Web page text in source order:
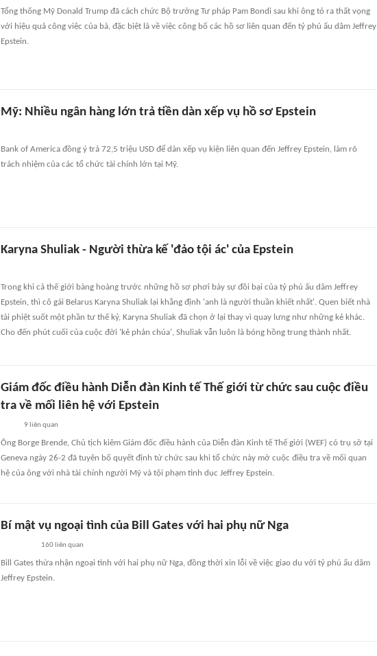
Tổng thống Mỹ Donald Trump đã cách chức Bộ trưởng Tư pháp Pam Bondi sau khi ông tỏ ra thất vọng
với hiệu quả công việc của bà, đặc biệt là về việc công bố các hồ sơ liên quan đến tỷ phú ấu dâm Jeffrey
Epstein.
Mỹ: Nhiều ngân hàng lớn trả tiền dàn xếp vụ hồ sơ Epstein
Bank of America đồng ý trả 72,5 triệu USD để dàn xếp vụ kiện liên quan đến Jeffrey Epstein, làm rõ
trách nhiệm của các tổ chức tài chính lớn tại Mỹ.
Karyna Shuliak - Người thừa kế 'đảo tội ác' của Epstein
Trong khi cả thế giới bàng hoàng trước những hồ sơ phơi bày sự đồi bại của tỷ phú ấu dâm Jeffrey
Epstein, thì cô gái Belarus Karyna Shuliak lại khẳng định 'anh là người thuần khiết nhất'. Quen biết nhà
tài phiệt suốt một phần tư thế kỷ, Karyna Shuliak đã chọn ở lại thay vì quay lưng như những kẻ khác.
Cho đến phút cuối của cuộc đời 'kẻ phản chúa', Shuliak vẫn luôn là bóng hồng trung thành nhất.
Giám đốc điều hành Diễn đàn Kinh tế Thế giới từ chức sau cuộc điều
tra về mối liên hệ với Epstein
9 liên quan
Ông Borge Brende, Chủ tịch kiêm Giám đốc điều hành của Diễn đàn Kinh tế Thế giới (WEF) có trụ sở tại
Geneva ngày 26-2 đã tuyên bố quyết định từ chức sau khi tổ chức này mở cuộc điều tra về mối quan
hệ của ông với nhà tài chính người Mỹ và tội phạm tình dục Jeffrey Epstein.
Bí mật vụ ngoại tình của Bill Gates với hai phụ nữ Nga
160liên quan
Bill Gates thừa nhận ngoại tình với hai phụ nữ Nga, đồng thời xin lỗi về việc giao du với tỷ phú ấu dâm
Jeffrey Epstein.